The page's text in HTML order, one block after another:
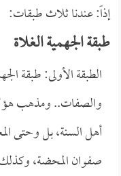
إذاً: عندنا ثلاث طبقات:
طبقة الجهمية الغلاة
الطبقة الأولى: طبقة
والصفات.. ومذهب
أهل السنة، بل وحتى
صفوان المحضة، وكذلك